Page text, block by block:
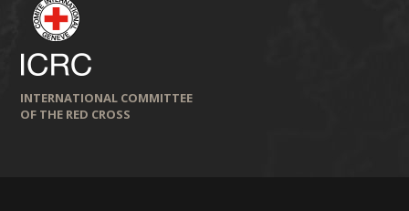
INTERNATIONAL COMMITTEE
OF THE RED CROSS